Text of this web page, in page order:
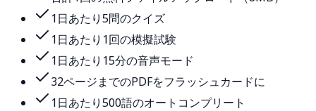
1日あたり5問のクイズ
1日あたり1回の模擬試験
1日あたり15分の音声モード
32ページまでのPDFをフラッシュカードに
1日あたり500語のオートコンプリート